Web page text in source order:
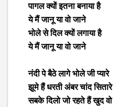
पागल क्यों इतना बनाया है
ये मैं जानू या वो जाने
भोले से दिल क्यों लगाया है
ये मैं जानू या वो जाने
नंदी पे बैठे लागे भोले जी प्यारे
झूमे हैं धरती अंबर चांद सितारे
सबके दिलो जो रहते हैं खुद वो